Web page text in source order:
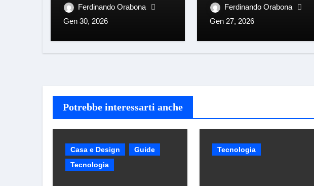
Ferdinando Orabona
Gen 30, 2026
Ferdinando Orabona
Gen 27, 2026
Potrebbe interessarti anche
Casa e Design
Guide
Tecnologia
Tecnologia